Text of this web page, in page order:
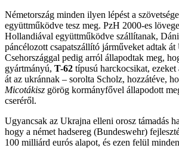
Németország minden ilyen lépést a
együttműködve tesz meg. PzH 2000-es
Hollandiával együttműködve szállítanak,
páncélozott csapatszállító járműveket adtak
Csehországgal pedig arról állapodtak meg,
gyártmányú, T-62 típusú harckocsikat, ezeket
át az ukránnak – sorolta Scholz, hozzátéve,
Micotákisz görög kormányfővel állapodott
cseréről.
Ugyancsak az Ukrajna elleni orosz támadás
hogy a német hadsereg (Bundeswehr)
100 milliárd eurós alapot, és ezen felül